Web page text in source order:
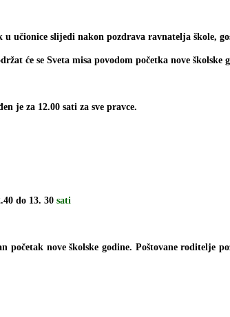
učionice slijedi nakon pozdrava ravnatelja škole,
će se Sveta misa povodom početka nove školske
je za 12.00 sati za sve pravce.
do 13. 30 sati
početak nove školske godine. Poštovane